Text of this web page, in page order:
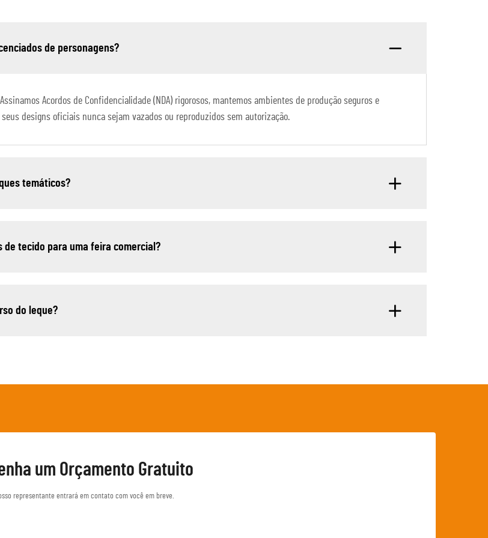
de personagens?
Acordos de Confidencialidade (NDA) rigorosos, mantemos ambientes de produção seguros e
designs oficiais nunca sejam vazados ou reproduzidos sem autorização.
temáticos?
de tecido para uma feira comercial?
do leque?
um Orçamento Gratuito
representante entrará em contato com você em breve.